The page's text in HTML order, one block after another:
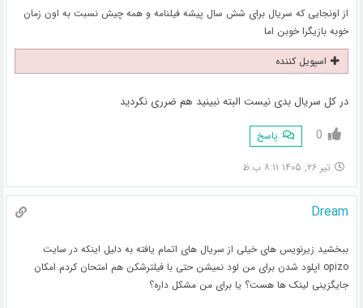
از اونجایی که سریال برای شش سال پیشه فیلنامه و همه چیش نسبت به اون زمان
خوبه بازیگرا خوبن اما
اسپویل کننده
در کل سریال بدی نیست البته نبینید هم ضرری نکردید
0 پاسخ
تیر ۲۶, ۱۴۰۵ ۸:۱۱ ب.ظ
Dream
ببخشید زیرنویس های خیلی از سریال های اتمام یافته به دلیل اینکه در سایت
opizo اپلود شدن برای من لود نمیشن حتی با فیلترشکن هم امتحان کردم امکان
جایگزینی لینک ها هست؟ یا برای من مشکل داره؟